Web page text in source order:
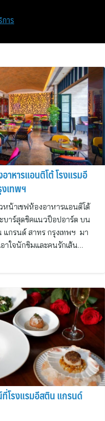
าหารแอนติโต้ โรงแรมอี
เทพฯ
หน้าเชฟห้องอาหารแอนติโต้
บาร์สุดชิคแนวป็อปอาร์ต บน
แกรนด์ สาทร กรุงเทพฯ มา
าใจนักชิมและคนรักเส้น…
ที่โรงแรมอีสติน แกรนด์
การ